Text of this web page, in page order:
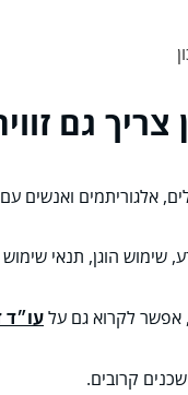
גם
אלגוריתמים
שימוש הוגן, תנאי שימוש
אפשר לקרוא גם עלעו״ד
קרובים.